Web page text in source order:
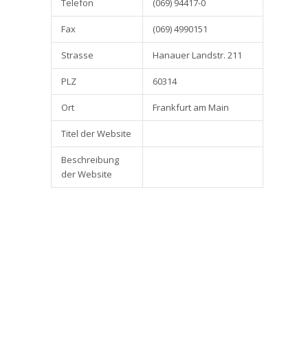
Telefon (069) 94417-0
Fax (069) 4990151
Strasse Hanauer Landstr. 211
PLZ 60314
Ort Frankfurt am Main
Titel der Website
Beschreibung
der Website